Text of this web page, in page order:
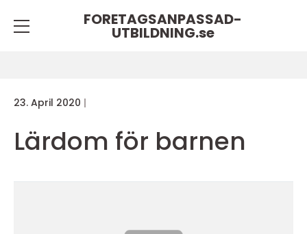
FORETAGSANPASSAD-
UTBILDNING.se
23. April 2020
Lärdom för barnen